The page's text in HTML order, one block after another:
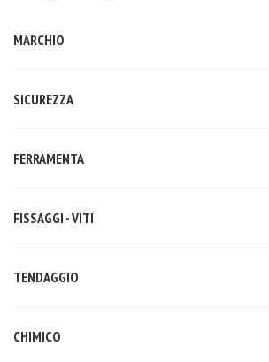
MARCHIO
SICUREZZA
FERRAMENTA
FISSAGGI - VITI
TENDAGGIO
CHIMICO